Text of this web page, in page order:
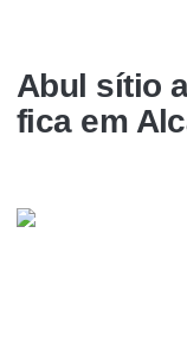
Abul sí­tio
fica em